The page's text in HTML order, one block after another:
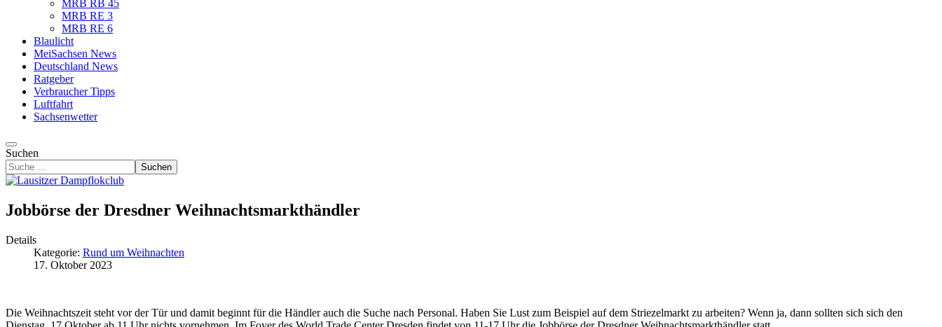
MRB RB 45
MRB RE 3
MRB RE 6
Blaulicht
MeiSachsen News
Deutschland News
Ratgeber
Verbraucher Tipps
Luftfahrt
Sachsenwetter
Suchen
Suchen
Jobbörse der Dresdner Weihnachtsmarkthändler
Details
Kategorie: Rund um Weihnachten
17. Oktober 2023
Die Weihnachtszeit steht vor der Tür und damit beginnt für die Händler auch die Suche nach Personal. Haben Sie Lust zum Beispiel auf dem Striezelmarkt zu arbeiten? Wenn ja, dann sollten sich sich den